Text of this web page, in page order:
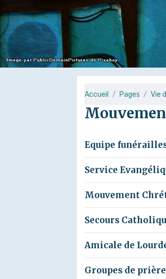
Accueil Pages Vie
Equipe
Service
Mouvement
Secours
Amicale de
Groupes de